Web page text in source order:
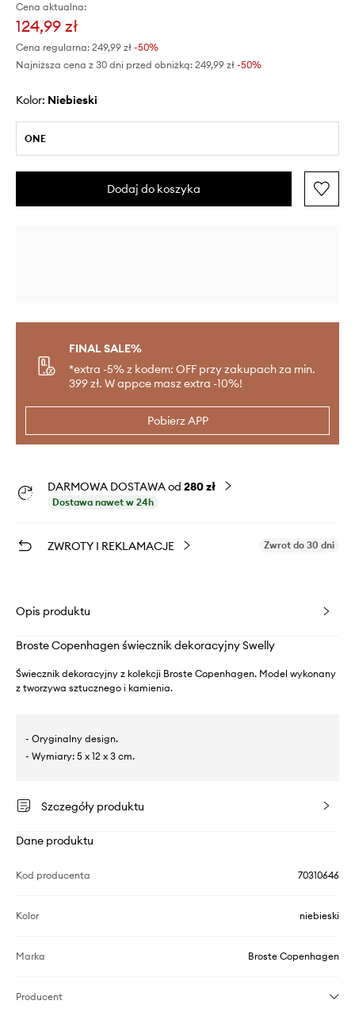
Cena aktualna:
124,99 zł
Cena regularna: 249,99 zł -50%
Najniższa cena z 30 dni przed obniżką: 249,99 zł -50%
Kolor: niebieski
ONE
Dodaj do koszyka
FINAL SALE%
*extra -5% z kodem: OFF przy zakupach za min.
399 zł. W appce masz extra -10%!
Pobierz APP
DARMOWA DOSTAWA od 280 zł
Dostawa nawet w 24h
ZWROTY I REKLAMACJE Zwrot do 30 dni
Opis produktu
Broste Copenhagen świecznik dekoracyjny Swelly
Świecznik dekoracyjny z kolekcji Broste Copenhagen. Model wykonany
z tworzywa sztucznego i kamienia.
- Oryginalny design.
- Wymiary: 5 x 12 x 3 cm.
Szczegóły produktu
Dane produktu
Kod producenta 70310646
Kolor niebieski
Marka Broste Copenhagen
Producent